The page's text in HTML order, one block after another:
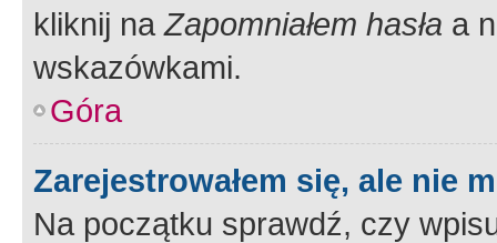
kliknij naZapomniałem hasła a
wskazówkami.
Góra
Zarejestrowałem się, ale nie
Na początku sprawdź, czy